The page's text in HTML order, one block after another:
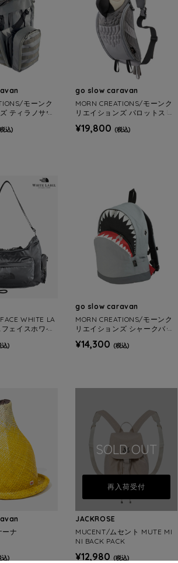
モーンク
ティラノサウ
込)
go slow caravan
MORN CREATIONS/モーンク
リエイションズ パロットスリ
¥19,800 (税込)
WHITE LA
ェイスホワイ
込)
go slow caravan
MORN CREATIONS/モーンク
リエイションズ シャークバッ
¥14,300 (税込)
ナ
込)
SOLD OUT
再入荷受付
JACKROSE
MUCENT/ムセント MUTE MI
NI BACK PACK
¥12,980 (税込)